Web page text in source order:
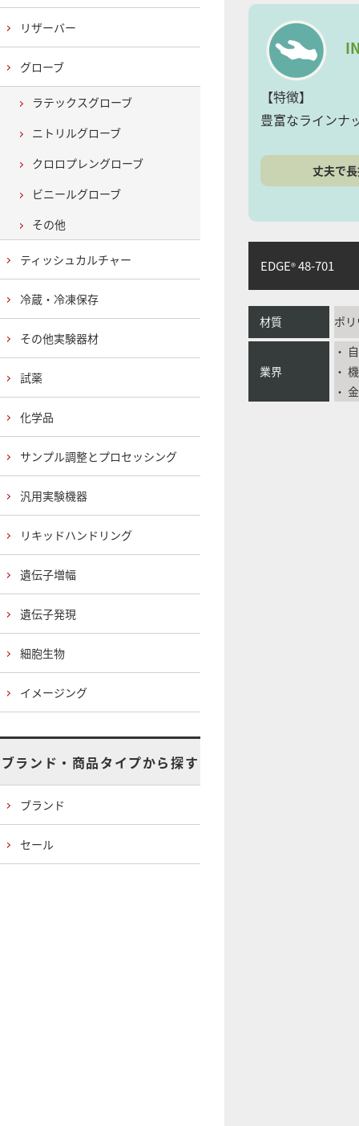
【特徴】
豊富なラインナ
丈夫で
EDGE®48-701
材質 ポ
業界
・
・
・
リザーバー
グローブ
ラテックスグローブ
ニトリルグローブ
クロロプレングローブ
ビニールグローブ
その他
ティッシュカルチャー
冷蔵・冷凍保存
その他実験器材
試薬
化学品
サンプル調整とプロセッシング
汎用実験機器
リキッドハンドリング
遺伝子増幅
遺伝子発現
細胞生物
イメージング
ブランド・商品タイプから探す
ブランド
セール